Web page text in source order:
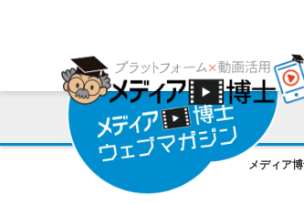
ットフォーム
編集ツール
用会社様の声
ラットフォーム事例
ンサルティング・サポート
役立ち資料
メディア